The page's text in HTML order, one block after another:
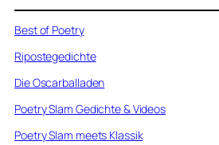
Best of Poetry
Ripostegedichte
Die Oscarballaden
Poetry Slam Gedichte & Videos
Poetry Slam meets Klassik